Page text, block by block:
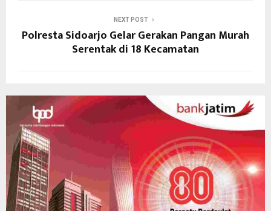
NEXT POST
Polresta Sidoarjo Gelar Gerakan Pangan Murah
Serentak di 18 Kecamatan